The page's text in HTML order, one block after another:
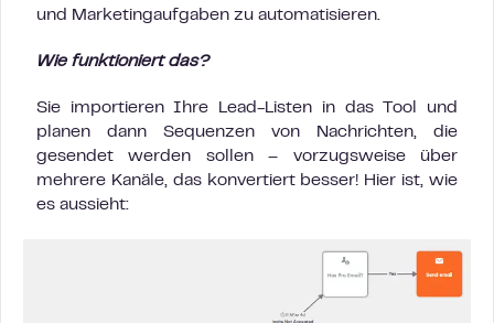
und Marketingaufgaben zu automatisieren.
Wie funktioniert das?
Sie importieren Ihre Lead-Listen in das Tool und
planen dann Sequenzen von Nachrichten, die
gesendet werden sollen – vorzugsweise über
mehrere Kanäle, das konvertiert besser! Hier ist, wie
es aussieht: